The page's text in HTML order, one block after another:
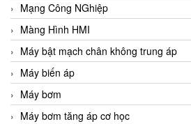
Mạng Công NGhiệp
Màng Hình HMI
Máy bật mạch chân không trung áp
Máy biến áp
Máy bơm
Máy bơm tăng áp cơ học